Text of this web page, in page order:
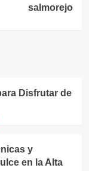
salmorejo
Disfrutar de
y
en la Alta